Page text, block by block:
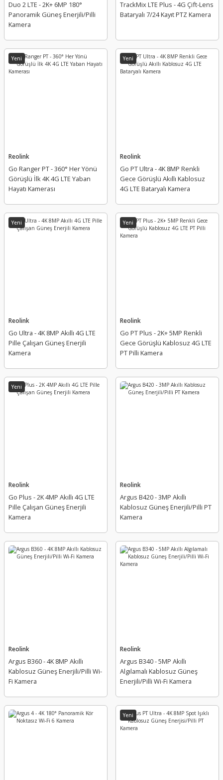
Duo 2 LTE - 2K+ 6MP 180°
Panoramik Güneş Enerjili/Pilli
Kamera
TrackMix LTE Plus - 4G Çift-Lens
Bataryalı 7/24 Kayıt PTZ Kamera
Yeni
Reolink
Go Ranger PT - 360° Her Yönü
Görüşlü İlk 4K 4G LTE Yaban
Hayatı Kamerası
Yeni
Reolink
Go PT Ultra - 4K 8MP Renkli
Gece Görüşlü Akıllı Kablosuz
4G LTE Bataryalı Kamera
Yeni
Reolink
Go Ultra - 4K 8MP Akıllı 4G LTE
Pille Çalışan Güneş Enerjili
Kamera
Yeni
Reolink
Go PT Plus - 2K+ 5MP Renkli
Gece Görüşlü Kablosuz 4G LTE
PT Pilli Kamera
Yeni
Reolink
Go Plus - 2K 4MP Akıllı 4G LTE
Pille Çalışan Güneş Enerjili
Kamera
Reolink
Argus B420 - 3MP Akıllı
Kablosuz Güneş Enerjili/Pilli PT
Kamera
Reolink
Argus B360 - 4K 8MP Akıllı
Kablosuz Güneş Enerjili/Pilli Wi-
Fi Kamera
Reolink
Argus B340 - 5MP Akıllı
Algılamalı Kablosuz Güneş
Enerjili/Pilli Wi-Fi Kamera
Yeni